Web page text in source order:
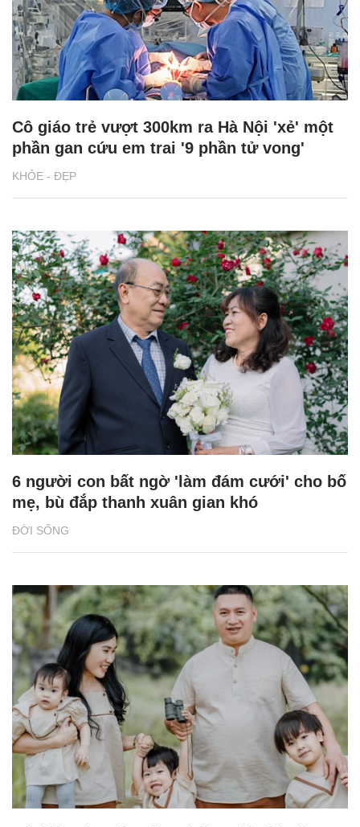
KHỎE - ĐẸP
Cô giáo trẻ vượt 300km ra Hà Nội 'xẻ' một
phần gan cứu em trai '9 phần tử vong'
ĐỜI SỐNG
6 người con bất ngờ 'làm đám cưới' cho bố
mẹ, bù đắp thanh xuân gian khó